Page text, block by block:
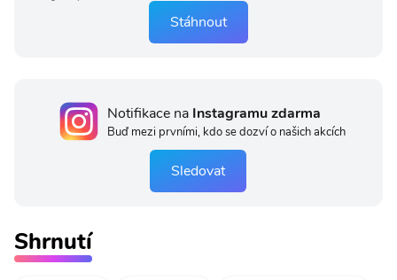
Stáhnout
Notifikace na Instagramu zdarma
Buď mezi prvními, kdo se dozví o našich akcích
Sledovat
Shrnutí